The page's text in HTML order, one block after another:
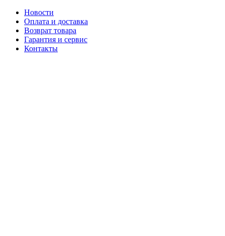
Новости
Оплата и доставка
Возврат товара
Гарантия и сервис
Контакты